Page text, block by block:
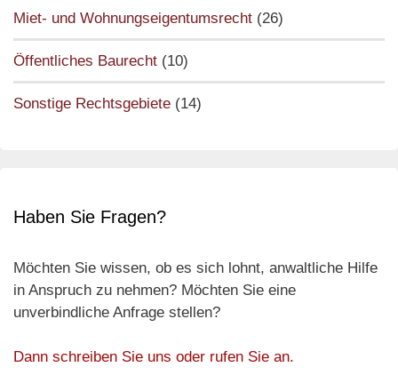
Miet- und Wohnungseigentumsrecht (26)
Öffentliches Baurecht (10)
Sonstige Rechtsgebiete (14)
Haben Sie Fragen?
Möchten Sie wissen, ob es sich lohnt, anwaltliche Hilfe
in Anspruch zu nehmen? Möchten Sie eine
unverbindliche Anfrage stellen?
Dann schreiben Sie uns oder rufen Sie an.